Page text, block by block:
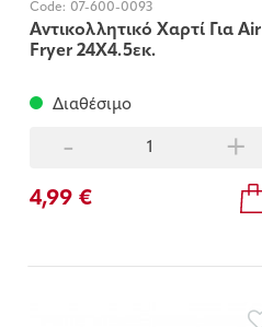
Code: 07-600-0093
Αντικολλητικό Χαρτί Για Air
Fryer 24X4.5εκ.
Διαθέσιμο
- +
4,99 €